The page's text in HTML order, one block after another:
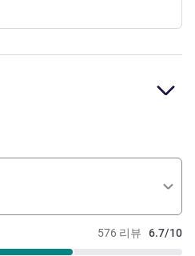
576 리뷰 6.7/10